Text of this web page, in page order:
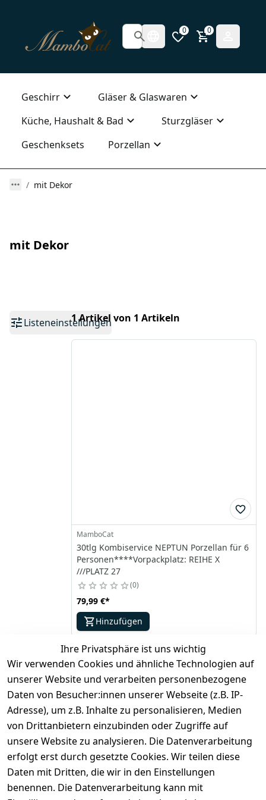
0 0
Geschirr
Gläser & Glaswaren
Küche, Haushalt & Bad
Sturzgläser
Geschenksets
Porzellan
mit Dekor
mit Dekor
Listeneinstellungen1 Artikel von 1 Artikeln
MamboCat
30tlg Kombiservice NEPTUN Porzellan für 6
Personen****Vorpackplatz: REIHE X
///PLATZ 27
0
79,99 €*
Hinzufügen
* inkl. ges. MwStzzgl.Versandkosten
1
Ihre Privatsphäre ist uns wichtig
Wir verwenden Cookies und ähnliche Technologien auf
unserer Website und verarbeiten personenbezogene
Daten von Besucher:innen unserer Webseite (z.B. IP-
Adresse), um z.B. Inhalte zu personalisieren, Medien
von Drittanbietern einzubinden oder Zugriffe auf
unsere Website zu analysieren. Die Datenverarbeitung
erfolgt erst durch gesetzte Cookies. Wir teilen diese
Daten mit Dritten, die wir in den Einstellungen
benennen. Die Datenverarbeitung kann mit
RechtlichesServices